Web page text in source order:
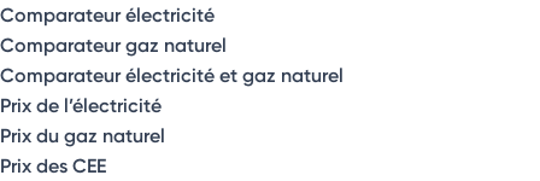
Comparateur électricité
Comparateur gaz naturel
Comparateur électricité et gaz naturel
Prix de l’électricité
Prix du gaz naturel
Prix des CEE